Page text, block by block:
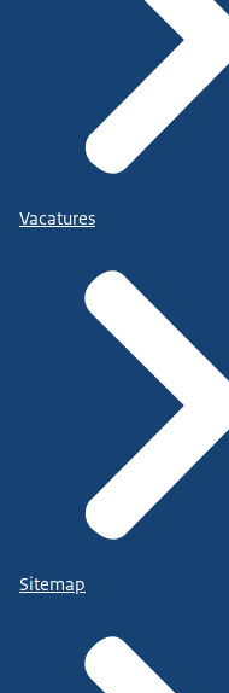
Vacatures
Sitemap